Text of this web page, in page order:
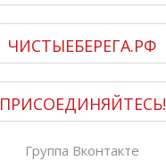
ЧИСТЫЕБЕРЕГА.РФ
ПРИСОЕДИНЯЙТЕСЬ!
Группа Вконтакте